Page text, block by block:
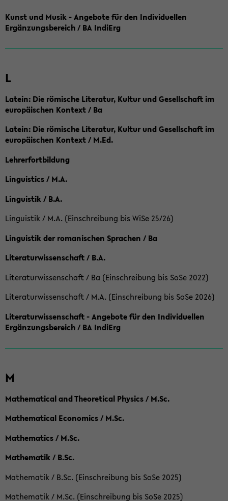
Kunst und Musik - Angebote für den Individuellen
Ergänzungsbereich / BA IndiErg
L
Latein: Die römische Literatur, Kultur und Gesellschaft im
europäischen Kontext / Ba
Latein: Die römische Literatur, Kultur und Gesellschaft im
europäischen Kontext / M.Ed.
Lehrerfortbildung
Linguistics / M.A.
Linguistik / B.A.
Linguistik / M.A. (Einschreibung bis WiSe 25/26)
Linguistik der romanischen Sprachen / Ba
Literaturwissenschaft / B.A.
Literaturwissenschaft / Ba (Einschreibung bis SoSe 2022)
Literaturwissenschaft / M.A. (Einschreibung bis SoSe 2026)
Literaturwissenschaft - Angebote für den Individuellen
Ergänzungsbereich / BA IndiErg
M
Mathematical and Theoretical Physics / M.Sc.
Mathematical Economics / M.Sc.
Mathematics / M.Sc.
Mathematik / B.Sc.
Mathematik / B.Sc. (Einschreibung bis SoSe 2025)
Mathematik / M.Sc. (Einschreibung bis SoSe 2025)